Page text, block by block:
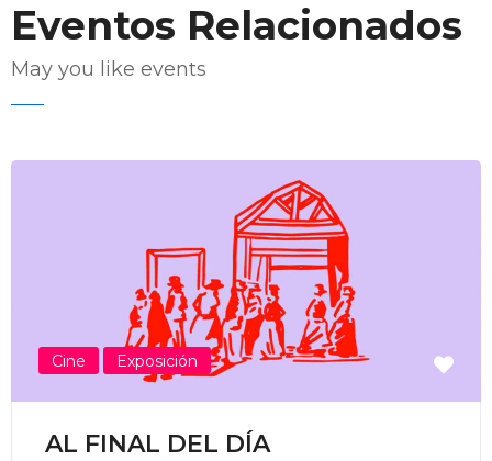
Eventos Relacionados
May you like events
Cine Exposición
AL FINAL DEL DÍA